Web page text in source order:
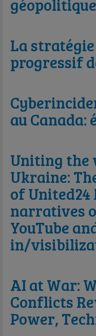
La
progressif
au Canada:
Uniting the
Ukraine:
of United24
narratives
YouTube
in/
AI at War:
Conflicts
Power,